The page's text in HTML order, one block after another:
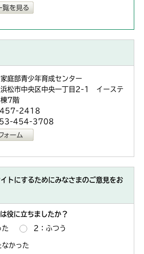
庭部青少年育成センター
市中央区中央一丁目2-1 イーステ
棟7階
457-2418
053-454-3708
トにするためにみなさまのご意見をお
役に立ちましたか？
た 2：ふつう
かった